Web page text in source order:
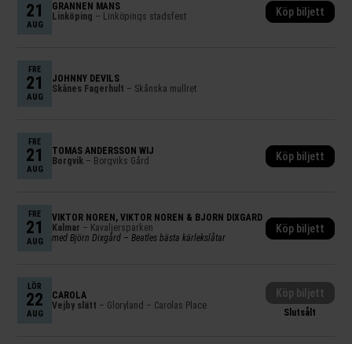
21
AUG
GRANNEN MÅNS
Linköping – Linköpings stadsfest Köp biljett
FRE
21
AUG
JOHNNY DEVILS
Skånes Fagerhult – Skånska mullret
FRE
21
AUG
TOMAS ANDERSSON WIJ
Borgvik – Borgviks Gård Köp biljett
FRE
21
AUG
VIKTOR NORÉN ,VIKTOR NORÉN & BJÖRN DIXGÅRD
Kalmar – Kavaljersparken
med Björn Dixgård – Beatles bästa kärlekslåtar
Köp biljett
LÖR
22
AUG
CAROLA
Vejby slätt – Gloryland – Carolas Place
Slutsålt
Köp biljett